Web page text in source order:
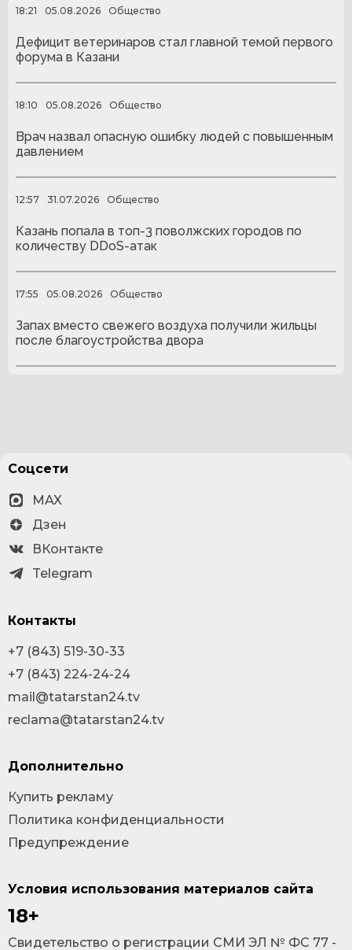
18:21 05.08.2026 Общество
Дефицит ветеринаров стал главной темой первого
форума в Казани
18:10 05.08.2026 Общество
Врач назвал опасную ошибку людей с повышенным
давлением
12:57 31.07.2026 Общество
Казань попала в топ-3 поволжских городов по
количеству DDoS-атак
17:55 05.08.2026 Общество
Запах вместо свежего воздуха получили жильцы
после благоустройства двора
Условия использования материалов сайта
18+
Cвидетельство о регистрации СМИ ЭЛ № ФС 77 -
Соцсети
MAX
Дзен
ВКонтакте
Telegram
Контакты
+7 (843) 519-30-33
+7 (843) 224-24-24
mail@tatarstan24.tv
reclama@tatarstan24.tv
Дополнительно
Купить рекламу
Политика конфиденциальности
Предупреждение